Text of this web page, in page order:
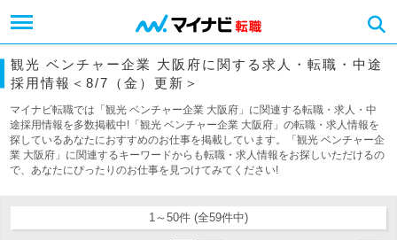
観光 ベンチャー企業 大阪府に関する求人・転職・中途
採用情報＜8/7（金）更新＞
マイナビ転職では「観光 ベンチャー企業 大阪府」に関連する転職・求人・中
途採用情報を多数掲載中!「観光 ベンチャー企業 大阪府」の転職・求人情報を
探しているあなたにおすすめのお仕事を掲載しています。「観光 ベンチャー企
業 大阪府」に関連するキーワードからも転職・求人情報をお探しいただけるの
で、あなたにぴったりのお仕事を見つけてみてください!
1～50件 (全59件中)